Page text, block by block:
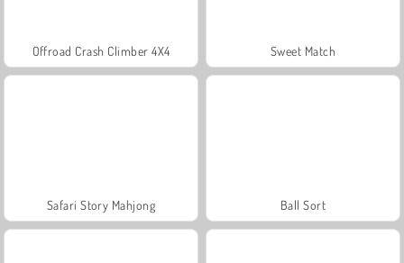
Offroad Crash Climber 4X4 Sweet Match
Safari Story Mahjong Ball Sort